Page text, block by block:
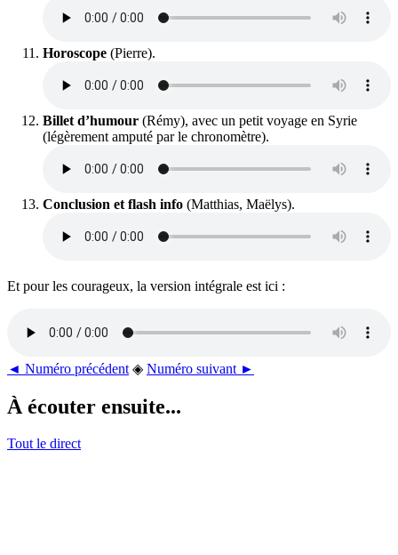
Horoscope (Pierre).
Billet d’humour (Rémy), avec un petit voyage en Syrie
(légèrement amputé par le chronomètre).
Conclusion et flash info (Matthias, Maëlys).
Et pour les courageux, la version intégrale est ici :
◄ Numéro précédent ◈ Numéro suivant ►
À écouter ensuite...
Tout le direct